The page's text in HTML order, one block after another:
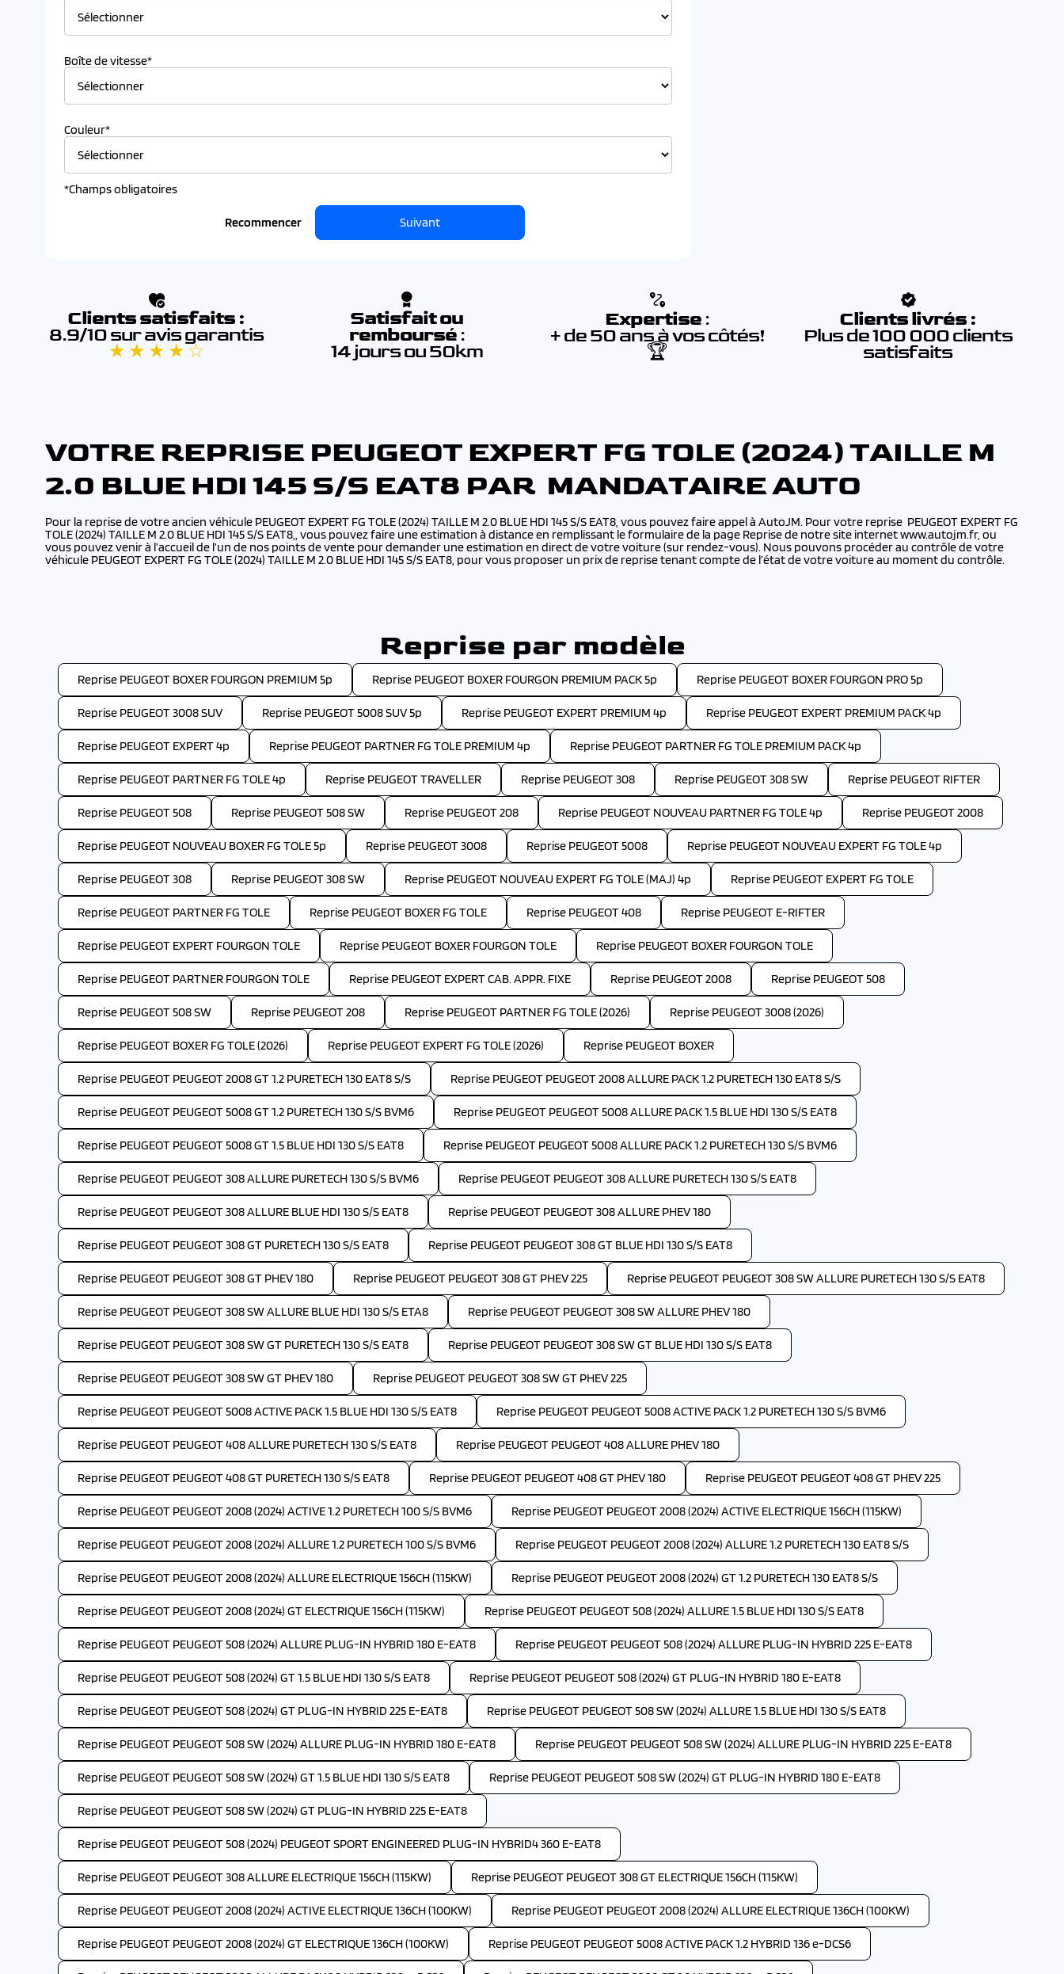
Boîte de vitesse*
Couleur*
*Champs obligatoires
Recommencer Suivant
Clients satisfaits :
8.9/10 sur avis garantis
★ ★ ★ ★ ☆
Satisfait ou
remboursé :
14 jours ou 50km
Expertise :
+ de 50 ans à vos côtés!
🏆
Clients livrés :
Plus de 100 000 clients
satisfaits
VOTRE REPRISE PEUGEOT EXPERT FG TOLE (2024) TAILLE M
2.0 BLUE HDI 145 S/S EAT8 PAR MANDATAIRE AUTO
Pour la reprise de votre ancien véhicule PEUGEOT EXPERT FG TOLE (2024) TAILLE M 2.0 BLUE HDI 145 S/S EAT8, vous pouvez faire appel à AutoJM. Pour votre reprise PEUGEOT EXPERT FG
TOLE (2024) TAILLE M 2.0 BLUE HDI 145 S/S EAT8,, vous pouvez faire une estimation à distance en remplissant le formulaire de la page Reprise de notre site internet www.autojm.fr, ou
vous pouvez venir à l’accueil de l’un de nos points de vente pour demander une estimation en direct de votre voiture (sur rendez-vous). Nous pouvons procéder au contrôle de votre
véhicule PEUGEOT EXPERT FG TOLE (2024) TAILLE M 2.0 BLUE HDI 145 S/S EAT8, pour vous proposer un prix de reprise tenant compte de l’état de votre voiture au moment du contrôle.
Reprise par modèle
Reprise PEUGEOT BOXER FOURGON PREMIUM 5p Reprise PEUGEOT BOXER FOURGON PREMIUM PACK 5p Reprise PEUGEOT BOXER FOURGON PRO 5p
Reprise PEUGEOT 3008 SUV Reprise PEUGEOT 5008 SUV 5p Reprise PEUGEOT EXPERT PREMIUM 4p Reprise PEUGEOT EXPERT PREMIUM PACK 4p
Reprise PEUGEOT EXPERT 4p Reprise PEUGEOT PARTNER FG TOLE PREMIUM 4p Reprise PEUGEOT PARTNER FG TOLE PREMIUM PACK 4p
Reprise PEUGEOT PARTNER FG TOLE 4p Reprise PEUGEOT TRAVELLER Reprise PEUGEOT 308 Reprise PEUGEOT 308 SW Reprise PEUGEOT RIFTER
Reprise PEUGEOT 508 Reprise PEUGEOT 508 SW Reprise PEUGEOT 208 Reprise PEUGEOT NOUVEAU PARTNER FG TOLE 4p Reprise PEUGEOT 2008
Reprise PEUGEOT NOUVEAU BOXER FG TOLE 5p Reprise PEUGEOT 3008 Reprise PEUGEOT 5008 Reprise PEUGEOT NOUVEAU EXPERT FG TOLE 4p
Reprise PEUGEOT 308 Reprise PEUGEOT 308 SW Reprise PEUGEOT NOUVEAU EXPERT FG TOLE (MAJ) 4p Reprise PEUGEOT EXPERT FG TOLE
Reprise PEUGEOT PARTNER FG TOLE Reprise PEUGEOT BOXER FG TOLE Reprise PEUGEOT 408 Reprise PEUGEOT E-RIFTER
Reprise PEUGEOT EXPERT FOURGON TOLE Reprise PEUGEOT BOXER FOURGON TOLE Reprise PEUGEOT BOXER FOURGON TOLE
Reprise PEUGEOT PARTNER FOURGON TOLE Reprise PEUGEOT EXPERT CAB. APPR. FIXE Reprise PEUGEOT 2008 Reprise PEUGEOT 508
Reprise PEUGEOT 508 SW Reprise PEUGEOT 208 Reprise PEUGEOT PARTNER FG TOLE (2026) Reprise PEUGEOT 3008 (2026)
Reprise PEUGEOT BOXER FG TOLE (2026) Reprise PEUGEOT EXPERT FG TOLE (2026) Reprise PEUGEOT BOXER
Reprise PEUGEOT PEUGEOT 2008 GT 1.2 PURETECH 130 EAT8 S/S Reprise PEUGEOT PEUGEOT 2008 ALLURE PACK 1.2 PURETECH 130 EAT8 S/S
Reprise PEUGEOT PEUGEOT 5008 GT 1.2 PURETECH 130 S/S BVM6 Reprise PEUGEOT PEUGEOT 5008 ALLURE PACK 1.5 BLUE HDI 130 S/S EAT8
Reprise PEUGEOT PEUGEOT 5008 GT 1.5 BLUE HDI 130 S/S EAT8 Reprise PEUGEOT PEUGEOT 5008 ALLURE PACK 1.2 PURETECH 130 S/S BVM6
Reprise PEUGEOT PEUGEOT 308 ALLURE PURETECH 130 S/S BVM6 Reprise PEUGEOT PEUGEOT 308 ALLURE PURETECH 130 S/S EAT8
Reprise PEUGEOT PEUGEOT 308 ALLURE BLUE HDI 130 S/S EAT8 Reprise PEUGEOT PEUGEOT 308 ALLURE PHEV 180
Reprise PEUGEOT PEUGEOT 308 GT PURETECH 130 S/S EAT8 Reprise PEUGEOT PEUGEOT 308 GT BLUE HDI 130 S/S EAT8
Reprise PEUGEOT PEUGEOT 308 GT PHEV 180 Reprise PEUGEOT PEUGEOT 308 GT PHEV 225 Reprise PEUGEOT PEUGEOT 308 SW ALLURE PURETECH 130 S/S EAT8
Reprise PEUGEOT PEUGEOT 308 SW ALLURE BLUE HDI 130 S/S ETA8 Reprise PEUGEOT PEUGEOT 308 SW ALLURE PHEV 180
Reprise PEUGEOT PEUGEOT 308 SW GT PURETECH 130 S/S EAT8 Reprise PEUGEOT PEUGEOT 308 SW GT BLUE HDI 130 S/S EAT8
Reprise PEUGEOT PEUGEOT 308 SW GT PHEV 180 Reprise PEUGEOT PEUGEOT 308 SW GT PHEV 225
Reprise PEUGEOT PEUGEOT 5008 ACTIVE PACK 1.5 BLUE HDI 130 S/S EAT8 Reprise PEUGEOT PEUGEOT 5008 ACTIVE PACK 1.2 PURETECH 130 S/S BVM6
Reprise PEUGEOT PEUGEOT 408 ALLURE PURETECH 130 S/S EAT8 Reprise PEUGEOT PEUGEOT 408 ALLURE PHEV 180
Reprise PEUGEOT PEUGEOT 408 GT PURETECH 130 S/S EAT8 Reprise PEUGEOT PEUGEOT 408 GT PHEV 180 Reprise PEUGEOT PEUGEOT 408 GT PHEV 225
Reprise PEUGEOT PEUGEOT 2008 (2024) ACTIVE 1.2 PURETECH 100 S/S BVM6 Reprise PEUGEOT PEUGEOT 2008 (2024) ACTIVE ELECTRIQUE 156CH (115KW)
Reprise PEUGEOT PEUGEOT 2008 (2024) ALLURE 1.2 PURETECH 100 S/S BVM6 Reprise PEUGEOT PEUGEOT 2008 (2024) ALLURE 1.2 PURETECH 130 EAT8 S/S
Reprise PEUGEOT PEUGEOT 2008 (2024) ALLURE ELECTRIQUE 156CH (115KW) Reprise PEUGEOT PEUGEOT 2008 (2024) GT 1.2 PURETECH 130 EAT8 S/S
Reprise PEUGEOT PEUGEOT 2008 (2024) GT ELECTRIQUE 156CH (115KW) Reprise PEUGEOT PEUGEOT 508 (2024) ALLURE 1.5 BLUE HDI 130 S/S EAT8
Reprise PEUGEOT PEUGEOT 508 (2024) ALLURE PLUG-IN HYBRID 180 E-EAT8 Reprise PEUGEOT PEUGEOT 508 (2024) ALLURE PLUG-IN HYBRID 225 E-EAT8
Reprise PEUGEOT PEUGEOT 508 (2024) GT 1.5 BLUE HDI 130 S/S EAT8 Reprise PEUGEOT PEUGEOT 508 (2024) GT PLUG-IN HYBRID 180 E-EAT8
Reprise PEUGEOT PEUGEOT 508 (2024) GT PLUG-IN HYBRID 225 E-EAT8 Reprise PEUGEOT PEUGEOT 508 SW (2024) ALLURE 1.5 BLUE HDI 130 S/S EAT8
Reprise PEUGEOT PEUGEOT 508 SW (2024) ALLURE PLUG-IN HYBRID 180 E-EAT8 Reprise PEUGEOT PEUGEOT 508 SW (2024) ALLURE PLUG-IN HYBRID 225 E-EAT8
Reprise PEUGEOT PEUGEOT 508 SW (2024) GT 1.5 BLUE HDI 130 S/S EAT8 Reprise PEUGEOT PEUGEOT 508 SW (2024) GT PLUG-IN HYBRID 180 E-EAT8
Reprise PEUGEOT PEUGEOT 508 SW (2024) GT PLUG-IN HYBRID 225 E-EAT8
Reprise PEUGEOT PEUGEOT 508 (2024) PEUGEOT SPORT ENGINEERED PLUG-IN HYBRID4 360 E-EAT8
Reprise PEUGEOT PEUGEOT 308 ALLURE ELECTRIQUE 156CH (115KW) Reprise PEUGEOT PEUGEOT 308 GT ELECTRIQUE 156CH (115KW)
Reprise PEUGEOT PEUGEOT 2008 (2024) ACTIVE ELECTRIQUE 136CH (100KW) Reprise PEUGEOT PEUGEOT 2008 (2024) ALLURE ELECTRIQUE 136CH (100KW)
Reprise PEUGEOT PEUGEOT 2008 (2024) GT ELECTRIQUE 136CH (100KW) Reprise PEUGEOT PEUGEOT 5008 ACTIVE PACK 1.2 HYBRID 136 e-DCS6